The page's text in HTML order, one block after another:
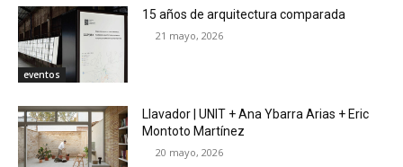
eventos
15 años de arquitectura comparada
21 mayo, 2026
Llavador | UNIT + Ana Ybarra Arias + Eric
Montoto Martínez
20 mayo, 2026